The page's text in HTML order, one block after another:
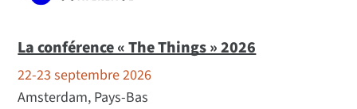
La conférence « The Things » 2026
22-23 septembre 2026
Amsterdam, Pays-Bas